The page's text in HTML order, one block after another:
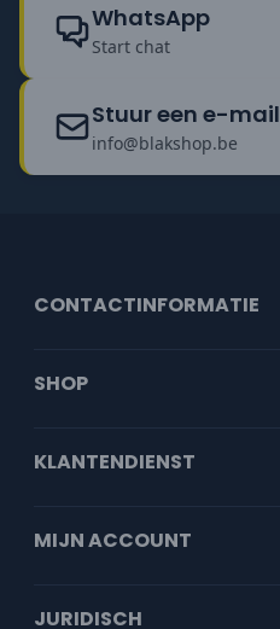
WhatsApp
Start chat
Stuur een e-mail
info@blakshop.be
CONTACTINFORMATIE
SHOP
KLANTENDIENST
MIJN ACCOUNT
JURIDISCH